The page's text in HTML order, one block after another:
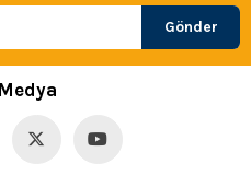
Gönder